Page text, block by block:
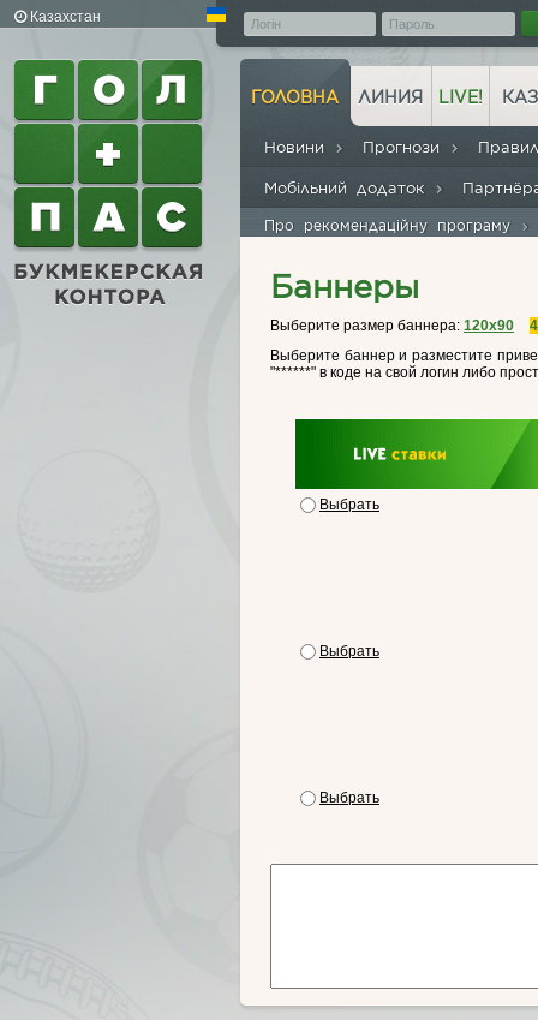
Казахстан
ГОЛОВНА
Новини Прогнози
Про рекомендаційну програму
Мобільний додаток
ЛИНИЯ LIVE!
Баннеры
Выберите размер баннера: 120x90
Выберите баннер и разместите
"******" в коде на свой логин либо
Выбрать
Выбрать
Выбрать